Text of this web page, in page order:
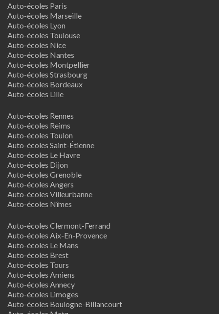
Auto-écoles Paris
Auto-écoles Marseille
Auto-écoles Lyon
Auto-écoles Toulouse
Auto-écoles Nice
Auto-écoles Nantes
Auto-écoles Montpellier
Auto-écoles Strasbourg
Auto-écoles Bordeaux
Auto-écoles Lille
Auto-écoles Rennes
Auto-écoles Reims
Auto-écoles Toulon
Auto-écoles Saint-Étienne
Auto-écoles Le Havre
Auto-écoles Dijon
Auto-écoles Grenoble
Auto-écoles Angers
Auto-écoles Villeurbanne
Auto-écoles Nîmes
Auto-écoles Clermont-Ferrand
Auto-écoles Aix-En-Provence
Auto-écoles Le Mans
Auto-écoles Brest
Auto-écoles Tours
Auto-écoles Amiens
Auto-écoles Annecy
Auto-écoles Limoges
Auto-écoles Boulogne-Billancourt